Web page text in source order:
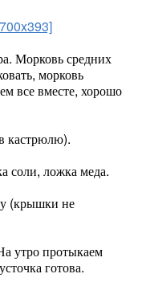
Морковь средних
морковь
все вместе, хорошо
кастрюлю).
соли, ложка меда.
(крышки не
утро протыкаем
готова.